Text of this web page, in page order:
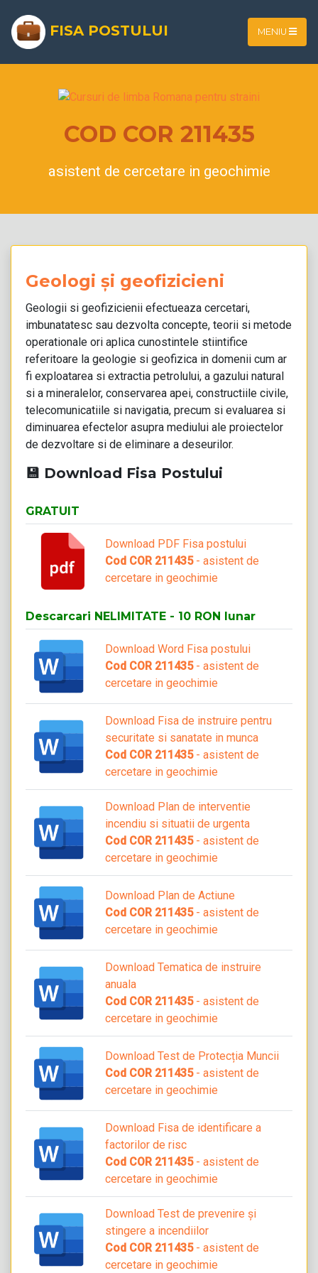
FISA POSTULUI MENIU
COD COR 211435
asistent de cercetare in geochimie
Geologi și geofizicieni
Geologii si geofizicienii efectueaza cercetari,
imbunatatesc sau dezvolta concepte, teorii si metode
operationale ori aplica cunostintele stiintifice
referitoare la geologie si geofizica in domenii cum ar
fi exploatarea si extractia petrolului, a gazului natural
si a mineralelor, conservarea apei, constructiile civile,
telecomunicatiile si navigatia, precum si evaluarea si
diminuarea efectelor asupra mediului ale proiectelor
de dezvoltare si de eliminare a deseurilor.
💾 Download Fisa Postului
GRATUIT
Download PDF Fisa postului
Cod COR 211435- asistent de
cercetare in geochimie
Descarcari NELIMITATE - 10 RON lunar
Download Word Fisa postului
Cod COR 211435- asistent de
cercetare in geochimie
Download Fisa de instruire pentru
securitate si sanatate in munca
Cod COR 211435- asistent de
cercetare in geochimie
Download Plan de interventie
incendiu si situatii de urgenta
Cod COR 211435- asistent de
cercetare in geochimie
Download Plan de Actiune
Cod COR 211435- asistent de
cercetare in geochimie
Download Tematica de instruire
anuala
Cod COR 211435- asistent de
cercetare in geochimie
Download Test de Protecția Muncii
Cod COR 211435- asistent de
cercetare in geochimie
Download Fisa de identificare a
factorilor de risc
Cod COR 211435- asistent de
cercetare in geochimie
Download Test de prevenire și
stingere a incendiilor
Cod COR 211435- asistent de
cercetare in geochimie